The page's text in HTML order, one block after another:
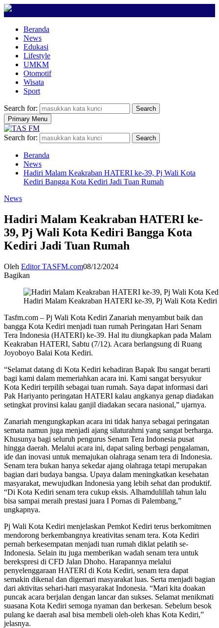
Beranda
News
Edukasi
Lifestyle
UMKM
Otomotif
Wisata
Sport
Search for:
Search
Primary Menu
Search for: Search
Beranda
News
Hadiri Malam Keakraban HATERI ke-39, Pj Wali Kota
Kediri Bangga Kota Kediri Jadi Tuan Rumah
News
Hadiri Malam Keakraban HATERI ke-
39, Pj Wali Kota Kediri Bangga Kota
Kediri Jadi Tuan Rumah
Oleh Editor TASFM.com08/12/2024
Bagikan
Hadiri Malam Keakraban HATERI ke-39, Pj Wali Kota
Tasfm.com – Pj Wali Kota Kediri Zanariah menyambut baik dan
bangga Kota Kediri menjadi tuan rumah Peringatan Hari Senam
Tera Indonesia (HATERI) ke-39. Hal itu diungkapkan pada Malam
Keakraban HATERI, Sabtu (7/12). Acara berlangsung di Ruang
Joyoboyo Balai Kota Kediri.
“Selamat datang di Kota Kediri kehadiran Bapak Ibu sangat berarti
bagi kami dalam memeriahkan acara ini. Kami sangat bersyukur
Kota Kediri terpilih sebagai tuan rumah. Saya dapat informasi dari
Pak Hariyanto peringatan HATERI kalau angkanya genap diadakan
setingkat provinsi kalau ganjil diadakan secara nasional,” ujarnya.
Zanariah mengungkapkan acara ini tidak hanya sebagai peringatan
semata namun juga menjadi ajang silaturahmi yang sangat berharga.
Khusunya bagi seluruh pengurus Senam Tera Indonesia pusat
hingga daerah. Melalui acara ini, dapat saling berbagi pengalaman,
ide dan inovasi untuk memajukan olahraga senam tera di Indonesia.
Senam tera bukan hanya sekedar ajang olahraga tetapi merupakan
bagian dari budaya bangsa. Upaya dalam meningkatkan kesehatan
masyarakat, mewujudkan Indonesia yang lebih sehat dan produktif.
“Di Kota Kediri senam tera cukup eksis. Alhamdulillah tahun lalu
bisa sampai meraih prestasi juara I Pornas di Palembang,”
ungkapnya.
Pj Wali Kota Kediri menjelaskan Pemkot Kediri terus berkomitmen
mendorong berkembangnya kreativitas senam tera. Kota Kediri
pernah berkesempatan menjadi tuan rumah diklat pelatih se-
Indonesia. Selain itu juga memberikan wadah senam tera untuk
berekspresi di CFD Jalan Dhoho. Harapannya melalui
penyelenggaraan HATERI di Kota Kediri, senam tera dapat
semakin dikenal dan digemari masyarakat luas. Serta menjadi bagian
dari aktivitas sehari-hari masyarakat Indonesia. “Mari kita doakan
puncak acara berjalan dengan lancar dan sukses. Selamat menikmati
suasana Kota Kediri semoga nyaman dan berkesan. Sebelum besok
pulang ke daerah asal bisa membeli oleh-oleh khas Kota Kediri,”
jelasnya.